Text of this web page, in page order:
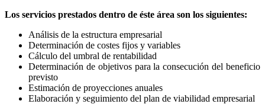
Los servicios prestados dentro de éste área son los siguientes:
Análisis de la estructura empresarial
Determinación de costes fijos y variables
Cálculo del umbral de rentabilidad
Determinación de objetivos para la consecución del beneficio
previsto
Estimación de proyecciones anuales
Elaboración y seguimiento del plan de viabilidad empresarial